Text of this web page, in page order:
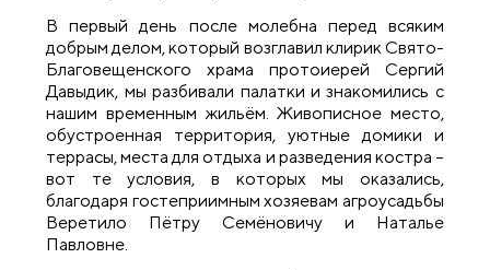
В первый день после молебна перед всяким
добрым делом, который возглавил клирик Свято-
Благовещенского храма протоиерей Сергий
Давыдик, мы разбивали палатки и знакомились с
нашим временным жильём. Живописное место,
обустроенная территория, уютные домики и
террасы, места для отдыха и разведения костра –
вот те условия, в которых мы оказались,
благодаря гостеприимным хозяевам агроусадьбы
Веретило Пётру Семёновичу и Наталье
Павловне.